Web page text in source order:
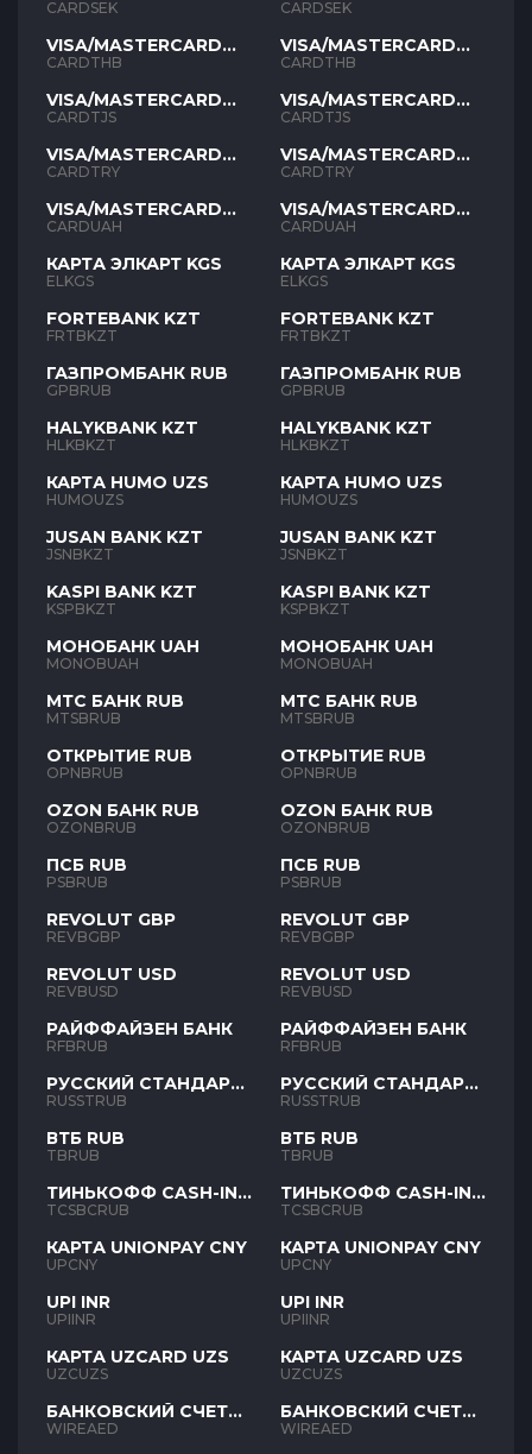
SEK
CARDSEK
VISA/MASTERCARD
THB
CARDTHB
VISA/MASTERCARD
TJS
CARDTJS
VISA/MASTERCARD
TYR
CARDTRY
VISA/MASTERCARD
UAH
CARDUAH
КАРТА ЭЛКАРТ KGS
ELKGS
FORTEBANK KZT
FRTBKZT
ГАЗПРОМБАНК RUB
GPBRUB
HALYKBANK KZT
HLKBKZT
КАРТА HUMO UZS
HUMOUZS
JUSAN BANK KZT
JSNBKZT
KASPI BANK KZT
KSPBKZT
МОНОБАНК UAH
MONOBUAH
МТС БАНК RUB
MTSBRUB
ОТКРЫТИЕ RUB
OPNBRUB
OZON БАНК RUB
OZONBRUB
ПСБ RUB
PSBRUB
REVOLUT GBP
REVBGBP
REVOLUT USD
REVBUSD
РАЙФФАЙЗЕН БАНК
RFBRUB
РУССКИЙ СТАНДАРТ
RUB
RUSSTRUB
ВТБ RUB
TBRUB
ТИНЬКОФФ CASH-IN
RUB
TCSBCRUB
КАРТА UNIONPAY CNY
UPCNY
UPI INR
UPIINR
КАРТА UZCARD UZS
UZCUZS
БАНКОВСКИЙ СЧЕТ
AED
WIREAED
SEK
CARDSEK
VISA/MASTERCARD
THB
CARDTHB
VISA/MASTERCARD
TJS
CARDTJS
VISA/MASTERCARD
TYR
CARDTRY
VISA/MASTERCARD
UAH
CARDUAH
КАРТА ЭЛКАРТ KGS
ELKGS
FORTEBANK KZT
FRTBKZT
ГАЗПРОМБАНК RUB
GPBRUB
HALYKBANK KZT
HLKBKZT
КАРТА HUMO UZS
HUMOUZS
JUSAN BANK KZT
JSNBKZT
KASPI BANK KZT
KSPBKZT
МОНОБАНК UAH
MONOBUAH
МТС БАНК RUB
MTSBRUB
ОТКРЫТИЕ RUB
OPNBRUB
OZON БАНК RUB
OZONBRUB
ПСБ RUB
PSBRUB
REVOLUT GBP
REVBGBP
REVOLUT USD
REVBUSD
РАЙФФАЙЗЕН БАНК
RFBRUB
РУССКИЙ СТАНДАРТ
RUB
RUSSTRUB
ВТБ RUB
TBRUB
ТИНЬКОФФ CASH-IN
RUB
TCSBCRUB
КАРТА UNIONPAY CNY
UPCNY
UPI INR
UPIINR
КАРТА UZCARD UZS
UZCUZS
БАНКОВСКИЙ СЧЕТ
AED
WIREAED